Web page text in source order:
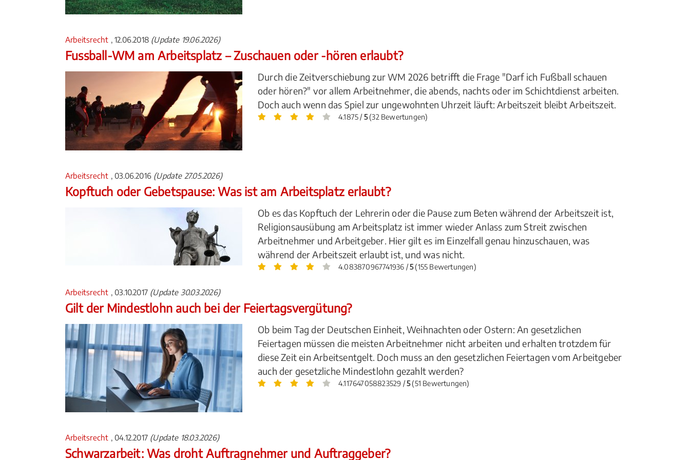
Arbeitsrecht , 12.06.2018 (Update 19.06.2026)
Fussball-WM am Arbeitsplatz – Zuschauen oder -hören erlaubt?
Durch die Zeitverschiebung zur WM 2026 betrifft die Frage "Darf ich Fußball schauen
oder hören?" vor allem Arbeitnehmer, die abends, nachts oder im Schichtdienst arbeiten.
Doch auch wenn das Spiel zur ungewohnten Uhrzeit läuft: Arbeitszeit bleibt Arbeitszeit.
4.1875 / 5(32 Bewertungen)
Arbeitsrecht , 03.06.2016 (Update 27.05.2026)
Kopftuch oder Gebetspause: Was ist am Arbeitsplatz erlaubt?
Ob es das Kopftuch der Lehrerin oder die Pause zum Beten während der Arbeitszeit ist,
Religionsausübung am Arbeitsplatz ist immer wieder Anlass zum Streit zwischen
Arbeitnehmer und Arbeitgeber. Hier gilt es im Einzelfall genau hinzuschauen, was
während der Arbeitszeit erlaubt ist, und was nicht.
4.083870967741936 /5(155 Bewertungen)
Arbeitsrecht , 03.10.2017 (Update 30.03.2026)
Gilt der Mindestlohn auch bei der Feiertagsvergütung?
Ob beim Tag der Deutschen Einheit, Weihnachten oder Ostern: An gesetzlichen
Feiertagen müssen die meisten Arbeitnehmer nicht arbeiten und erhalten trotzdem für
diese Zeit ein Arbeitsentgelt. Doch muss an den gesetzlichen Feiertagen vom Arbeitgeber
auch der gesetzliche Mindestlohn gezahlt werden?
4.117647058823529 /5(51 Bewertungen)
Arbeitsrecht , 04.12.2017 (Update 18.03.2026)
Schwarzarbeit: Was droht Auftragnehmer und Auftraggeber?